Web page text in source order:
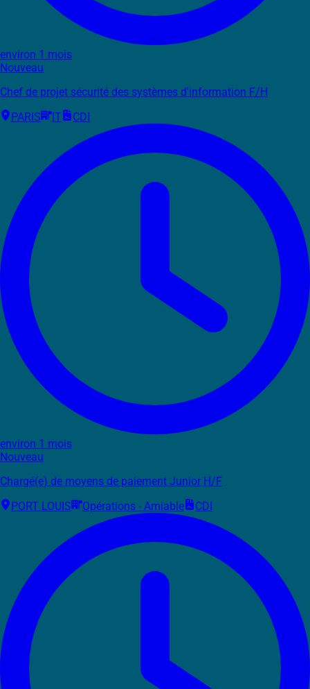
environ 1 mois
Nouveau
Chef de projet sécurité des systèmes d'information F/H
PARIS
IT CDI
environ 1 mois
Nouveau
Chargé(e) de moyens de paiement Junior H/F
PORT LOUIS
Opérations - Amiable CDI